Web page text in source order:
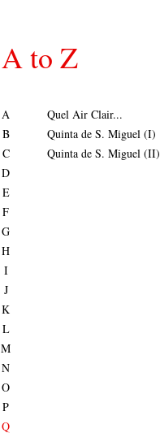
A to Z
A
B
C
D
E
F
G
H
I
J
K
L
M
N
O
P
Q
Quel Air Clair...
Quinta de S. Miguel (I)
Quinta de S. Miguel (II)